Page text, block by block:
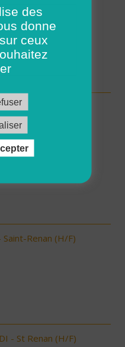
Landunvez
Renan (H/F)
- St Renan (H/F)
des
donne
ceux